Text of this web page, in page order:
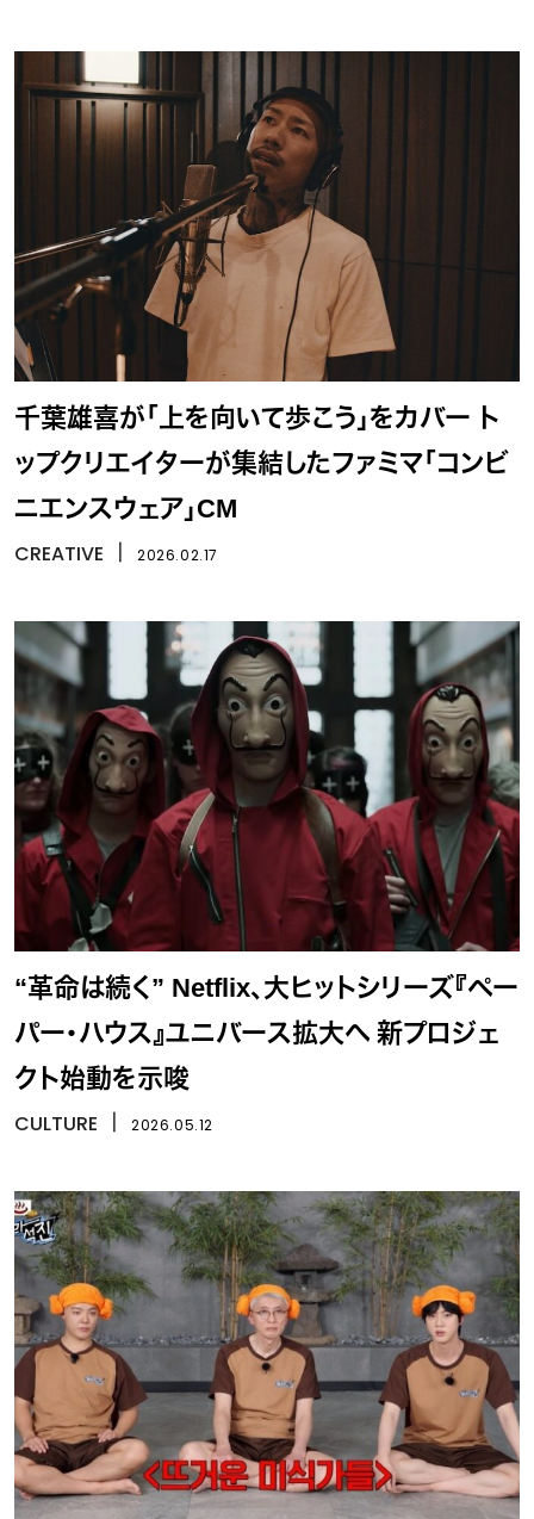
千葉雄喜が「上を向いて歩こう」をカバー ト
ップクリエイターが集結したファミマ「コンビ
ニエンスウェア」CM
CREATIVE 2026.02.17
“革命は続く” Netflix、大ヒットシリーズ『ペー
パー・ハウス』ユニバース拡大へ 新プロジェ
クト始動を示唆
CULTURE 2026.05.12